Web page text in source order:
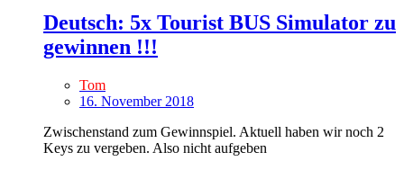
Deutsch: 5x Tourist BUS Simulator zu
gewinnen !!!
Tom
16. November 2018
Zwischenstand zum Gewinnspiel. Aktuell haben wir noch 2
Keys zu vergeben. Also nicht aufgeben